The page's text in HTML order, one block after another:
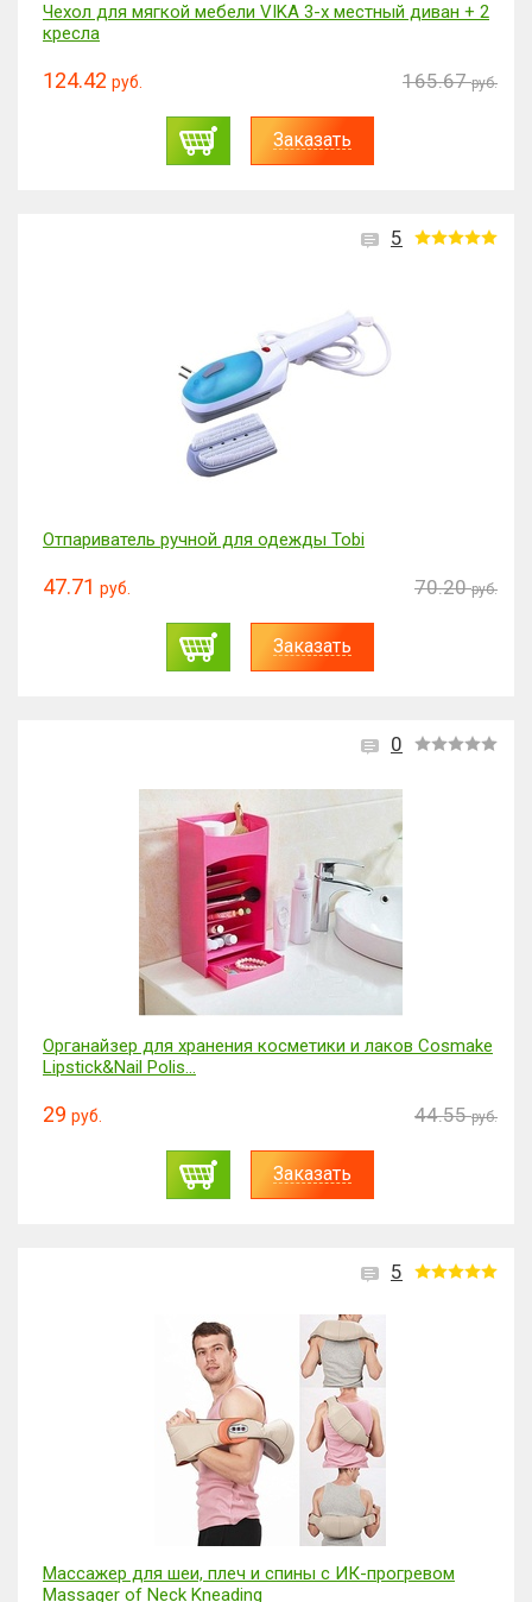
Чехол для мягкой мебели VIKA 3-х местный диван + 2
кресла
124.42 руб. 165.67 руб.
Заказать
5
Отпариватель ручной для одежды Tobi
47.71 руб. 70.20 руб.
Заказать
0
Органайзер для хранения косметики и лаков Cosmake
Lipstick&Nail Polis...
29 руб. 44.55 руб.
Заказать
5
Массажер для шеи, плеч и спины с ИК-прогревом
Massager of Neck Kneading